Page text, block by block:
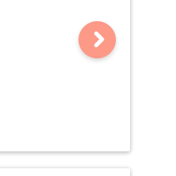
von 5 von 5 Sternen